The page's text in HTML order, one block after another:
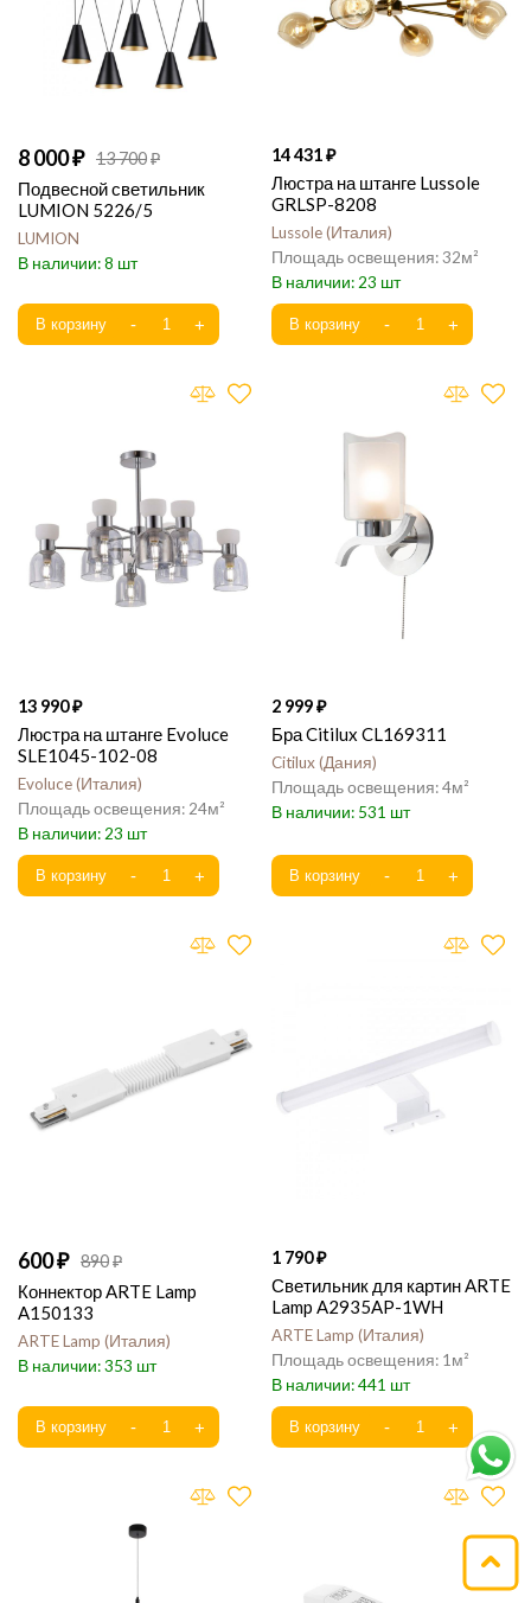
8 000 13 700
Подвесной светильник
LUMION 5226/5
LUMION
8
14 431
Люстра на штанге Lussole
GRLSP-8208
Lussole Италия
32
23
13 990
Люстра на штанге Evoluce
SLE1045-102-08
Evoluce Италия
24
23
2 999
Бра Citilux CL169311
Citilux Дания
4
531
600 890
Коннектор ARTE Lamp
A150133
ARTE Lamp Италия
353
1 790
Светильник для картин ARTE
Lamp A2935AP-1WH
ARTE Lamp Италия
1
441